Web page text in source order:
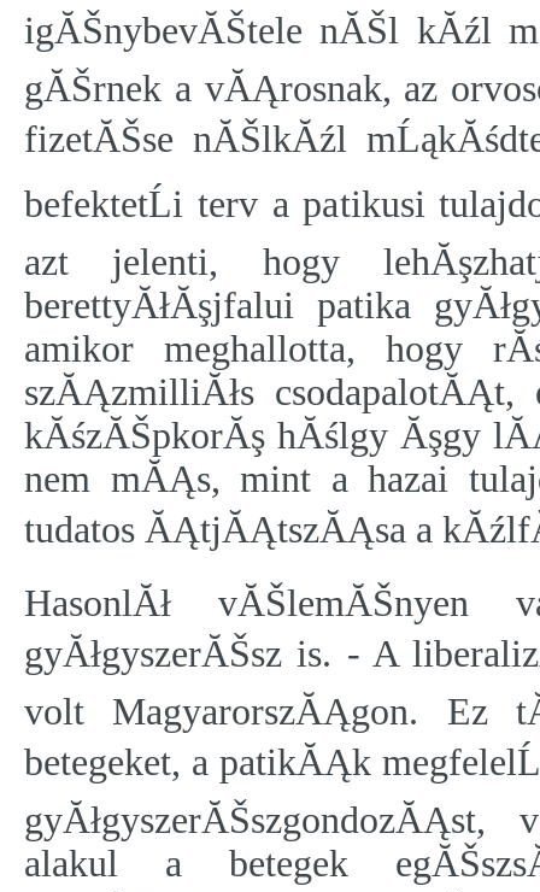
igĂŠnybevĂŠtele nĂŠl kĂźl
gĂŠrnek a vĂĄrosnak, az
fizetĂŠse nĂŠlkĂźl
befektetĹi terv a patikusi
azt jelenti, hogy
berettyĂłĂşjfalui patika
amikor meghallotta, hogy
szĂĄzmilliĂłs
kĂśzĂŠpkorĂş hĂślgy Ăşgy
nem mĂĄs, mint a hazai
tudatos ĂĄtjĂĄtszĂĄsa a
HasonlĂł vĂŠlemĂŠnyen
gyĂłgyszerĂŠsz is. - A
volt MagyarorszĂĄgon. Ez
betegeket, a patikĂĄk
alakul a betegek